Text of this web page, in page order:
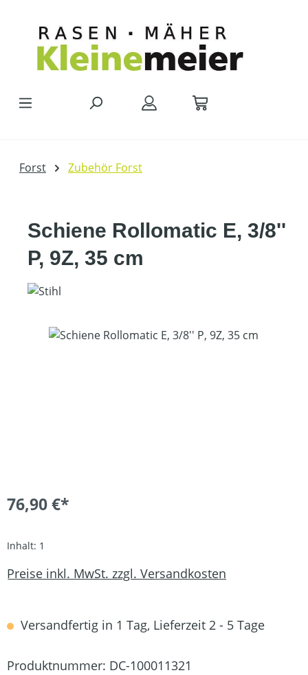
Forst Zubehör Forst
Schiene Rollomatic E, 3/8''
P, 9Z, 35 cm
Bildergalerie überspringen
76,90 €*
Inhalt: 1
Preise inkl. MwSt. zzgl. Versandkosten
Versandfertig in 1 Tag, Lieferzeit 2 - 5 Tage
Produktnummer: DC-100011321